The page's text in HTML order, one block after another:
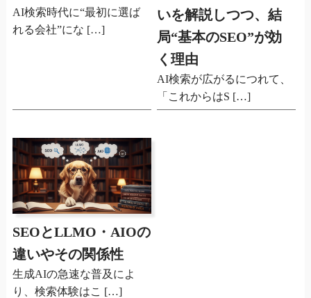
AI検索時代に“最初に選ば
れる会社”にな […]
いを解説しつつ、結
局“基本のSEO”が効
く理由
AI検索が広がるにつれて、
「これからはS […]
SEOとLLMO・AIOの
違いやその関係性
生成AIの急速な普及によ
り、検索体験はこ […]